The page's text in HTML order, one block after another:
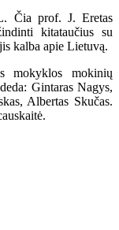
Čia prof. J. Eretas
kitataučius su
kalba apie Lietuvą.
mokyklos mokinių
Gintaras Nagys,
Albertas Skučas.